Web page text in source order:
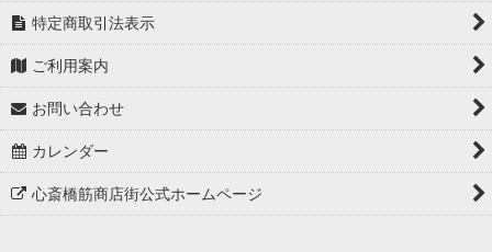
特定商取引法表示
ご利用案内
お問い合わせ
カレンダー
心斎橋筋商店街公式ホームページ